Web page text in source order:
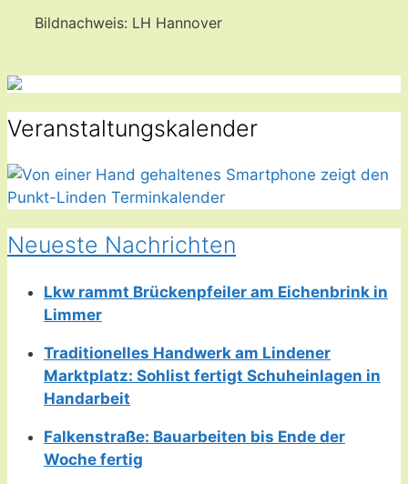
Bildnachweis: LH Hannover
Veranstaltungskalender
Neueste Nachrichten
Lkw rammt Brückenpfeiler am Eichenbrink in
Limmer
Traditionelles Handwerk am Lindener
Marktplatz: Sohlist fertigt Schuheinlagen in
Handarbeit
Falkenstraße: Bauarbeiten bis Ende der
Woche fertig